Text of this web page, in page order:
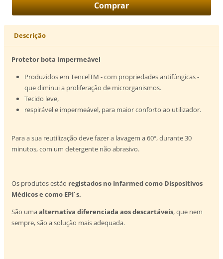
Descrição
Protetor bota impermeável
Produzidos em TencelTM - com propriedades antifúngicas -
que diminui a proliferação de microrganismos.
Tecido leve,
respirável e impermeável, para maior conforto ao utilizador.
Para a sua reutilização deve fazer a lavagem a 60º, durante 30
minutos, com um detergente não abrasivo.
Os produtos estão registados no Infarmed como Dispositivos
Médicos e como EPI´s.
São umaalternativa diferenciada aos descartáveis, que nem
sempre, são a solução mais adequada.